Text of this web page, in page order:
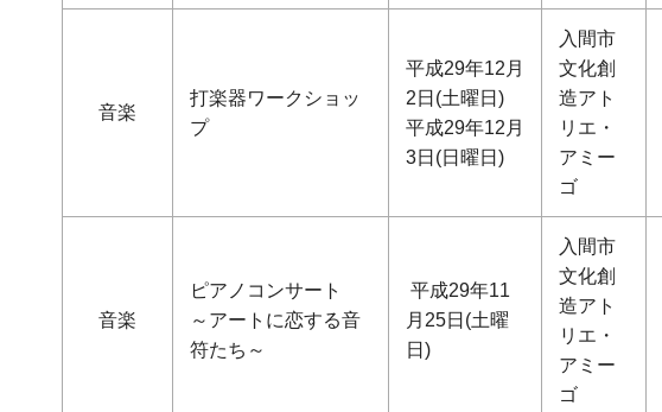
音楽
打楽器ワークショッ
プ
平成29年12月
2日(土曜日)
平成29年12月
3日(日曜日)
入間市
文化創
造アト
リエ・
アミー
ゴ
音楽
ピアノコンサート
～アートに恋する音
符たち～
平成29年11
月25日(土曜
日)
入間市
文化創
造アト
リエ・
アミー
ゴ